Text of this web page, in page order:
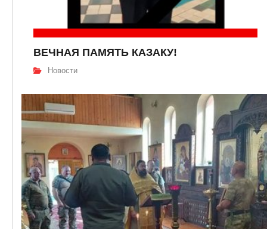
ВЕЧНАЯ ПАМЯТЬ КАЗАКУ!
Новости